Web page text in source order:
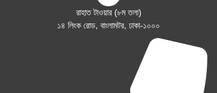
রাহাত টাওয়ার (৮ম তলা)
১৪ লিংক রোড, বাংলামটর, ঢাকা-১০০০